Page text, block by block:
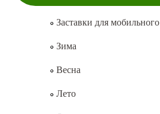
Заставки для мобильного
Зима
Весна
Лето